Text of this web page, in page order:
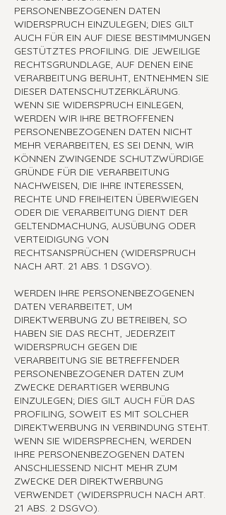
PERSONENBEZOGENEN DATEN
WIDERSPRUCH EINZULEGEN; DIES GILT
AUCH FÜR EIN AUF DIESE BESTIMMUNGEN
GESTÜTZTES PROFILING. DIE JEWEILIGE
RECHTSGRUNDLAGE, AUF DENEN EINE
VERARBEITUNG BERUHT, ENTNEHMEN SIE
DIESER DATENSCHUTZERKLÄRUNG.
WENN SIE WIDERSPRUCH EINLEGEN,
WERDEN WIR IHRE BETROFFENEN
PERSONENBEZOGENEN DATEN NICHT
MEHR VERARBEITEN, ES SEI DENN, WIR
KÖNNEN ZWINGENDE SCHUTZWÜRDIGE
GRÜNDE FÜR DIE VERARBEITUNG
NACHWEISEN, DIE IHRE INTERESSEN,
RECHTE UND FREIHEITEN ÜBERWIEGEN
ODER DIE VERARBEITUNG DIENT DER
GELTENDMACHUNG, AUSÜBUNG ODER
VERTEIDIGUNG VON
RECHTSANSPRÜCHEN (WIDERSPRUCH
NACH ART. 21 ABS. 1 DSGVO).
WERDEN IHRE PERSONENBEZOGENEN
DATEN VERARBEITET, UM
DIREKTWERBUNG ZU BETREIBEN, SO
HABEN SIE DAS RECHT, JEDERZEIT
WIDERSPRUCH GEGEN DIE
VERARBEITUNG SIE BETREFFENDER
PERSONENBEZOGENER DATEN ZUM
ZWECKE DERARTIGER WERBUNG
EINZULEGEN; DIES GILT AUCH FÜR DAS
PROFILING, SOWEIT ES MIT SOLCHER
DIREKTWERBUNG IN VERBINDUNG STEHT.
WENN SIE WIDERSPRECHEN, WERDEN
IHRE PERSONENBEZOGENEN DATEN
ANSCHLIESSEND NICHT MEHR ZUM
ZWECKE DER DIREKTWERBUNG
VERWENDET (WIDERSPRUCH NACH ART.
21 ABS. 2 DSGVO).